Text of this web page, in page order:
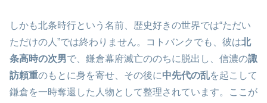
しかも北条時行という名前、歴史好きの世界では“ただい
ただけの人”では終わりません。コトバンクでも、彼は北
条高時の次男で、鎌倉幕府滅亡ののちに脱出し、信濃の諏
訪頼重のもとに身を寄せ、その後に中先代の乱を起こして
鎌倉を一時奪還した人物として整理されています。ここが